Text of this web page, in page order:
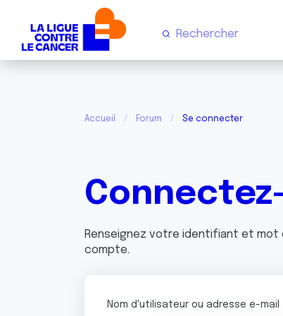
Accueil Forum Se connecter
Renseignez votre identifiant et
compte.
Nom d'utilisateur ou adresse e-mail